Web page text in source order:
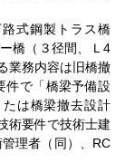
式鋼製トラス橋
橋（３径間、Ｌ4
業務内容は旧橋撤
件で「橋梁予備設
は橋梁撤去設計
術要件で技術士建
理者（同）、RC